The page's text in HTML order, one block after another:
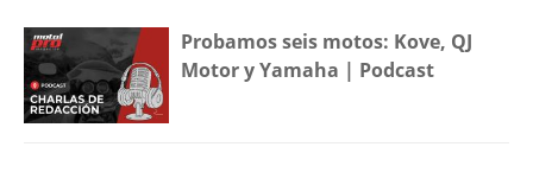
Probamos seis motos: Kove, QJ
Motor y Yamaha | Podcast